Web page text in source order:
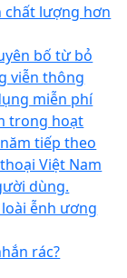
chất lượng hơn
bố từ bỏ
viễn thông
miễn phí
trong hoạt
tiếp theo
Việt Nam
dùng.
ễnh ương
rác?